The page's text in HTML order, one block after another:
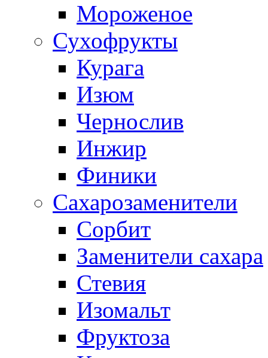
Мороженое
Сухофрукты
Курага
Изюм
Чернослив
Инжир
Финики
Сахарозаменители
Сорбит
Заменители сахара
Стевия
Изомальт
Фруктоза